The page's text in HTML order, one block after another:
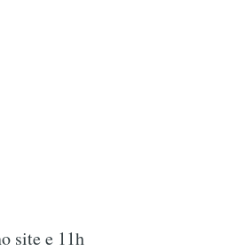
site e 11h